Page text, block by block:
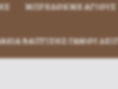
ΜΠΡΕΛΌΚ ΜΈ ΑΓΊΟΥΣ
ΒΆΠΤΙΣΗΣ ΓΆΜΟΥ